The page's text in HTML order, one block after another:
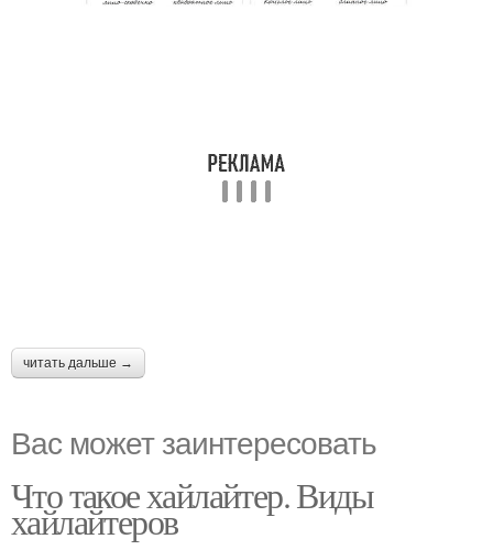
читать дальше →
Вас может заинтересовать
Что такое хайлайтер. Виды
хайлайтеров